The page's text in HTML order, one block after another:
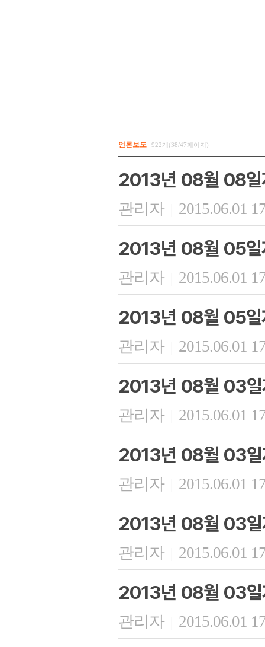
언론보도 922개(38/47페이지)
2013년 08월 08일
관리자 | 2015.06.01
2013년 08월 05일
관리자 | 2015.06.01
2013년 08월 05일
관리자 | 2015.06.01
2013년 08월 03일
관리자 | 2015.06.01
2013년 08월 03
관리자 | 2015.06.01
2013년 08월 03일
관리자 | 2015.06.01
2013년 08월 03일
관리자 | 2015.06.01